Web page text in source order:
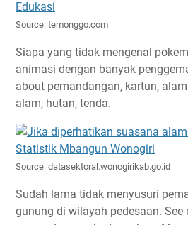
Source: temonggo.com
Siapa yang tidak mengenal
animasi dengan banyak
about pemandangan, kartun,
alam, hutan, tenda.
Source: datasektoral.wonogirikab.go.id
Sudah lama tidak menyusuri
gunung di wilayah pedesaan. See